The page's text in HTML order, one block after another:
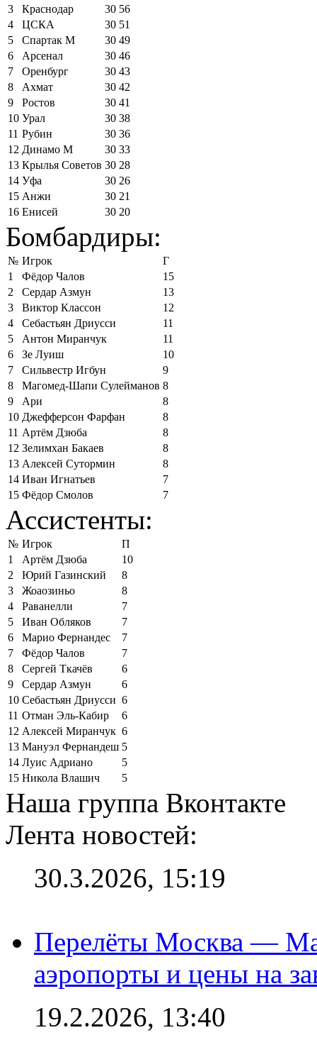
3
Краснодар 30 56
4
ЦСКА 30 51
5
Спартак М 30 49
6
Арсенал 30 46
7
Оренбург 30 43
8
Ахмат 30 42
9
Ростов 30 41
10 Урал 30 38
11 Рубин 30 36
12 Динамо М 30 33
13 Крылья Советов 30 28
14 Уфа 30 26
15 Анжи 30 21
16 Енисей 30 20
Бомбардиры:
№ Игрок
Г
1
Фёдор Чалов
15
2
Сердар Азмун
13
3
Виктор Классон
12
4
Себастьян Дриусси
11
5
Антон Миранчук
11
6
Зе Луиш
10
7
Сильвестр Игбун
9
8
Магомед-Шапи Сулейманов 8
9
Ари
8
10 Джефферсон Фарфан
8
11 Артём Дзюба
8
12 Зелимхан Бакаев
8
13 Алексей Сутормин
8
14 Иван Игнатьев
7
15 Фёдор Смолов 7
Ассистенты:
№ Игрок
П
1
Артём Дзюба
10
2
Юрий Газинский
8
3
Жоаозиньо
8
4
Раванелли
7
5
Иван Обляков
7
6
Марио Фернандес
7
7
Фёдор Чалов
7
8
Сергей Ткачёв
6
9
Сердар Азмун
6
10 Себастьян Дриусси 6
11 Отман Эль-Кабир
6
12 Алексей Миранчук 6
13 Мануэл Фернандеш 5
14 Луис Адриано
5
15 Никола Влашич 5
Наша группа Вконтакте
Лента новостей:
30.3.2026, 15:19
Перелёты Москва —
аэропорты и цены на
19.2.2026, 13:40